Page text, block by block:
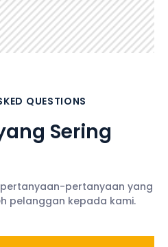
QUESTIONS
Sering
pertanyaan yang
pelanggan kepada kami.